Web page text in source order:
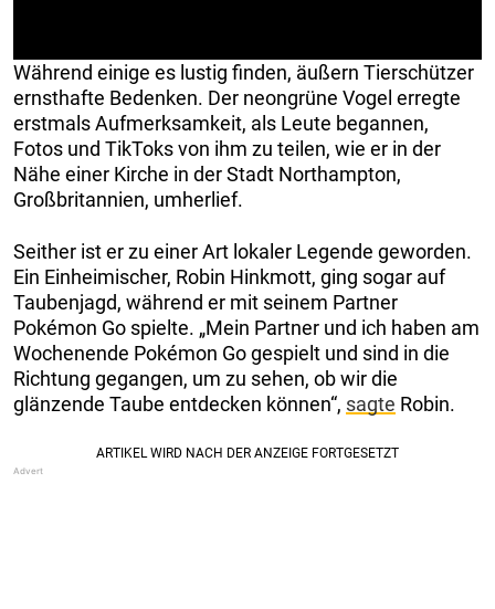
Während einige es lustig finden, äußern Tierschützer
ernsthafte Bedenken. Der neongrüne Vogel erregte
erstmals Aufmerksamkeit, als Leute begannen,
Fotos und TikToks von ihm zu teilen, wie er in der
Nähe einer Kirche in der Stadt Northampton,
Großbritannien, umherlief.
Seither ist er zu einer Art lokaler Legende geworden.
Ein Einheimischer, Robin Hinkmott, ging sogar auf
Taubenjagd, während er mit seinem Partner
Pokémon Go spielte. „Mein Partner und ich haben am
Wochenende Pokémon Go gespielt und sind in die
Richtung gegangen, um zu sehen, ob wir die
glänzende Taube entdecken können“, sagte Robin.